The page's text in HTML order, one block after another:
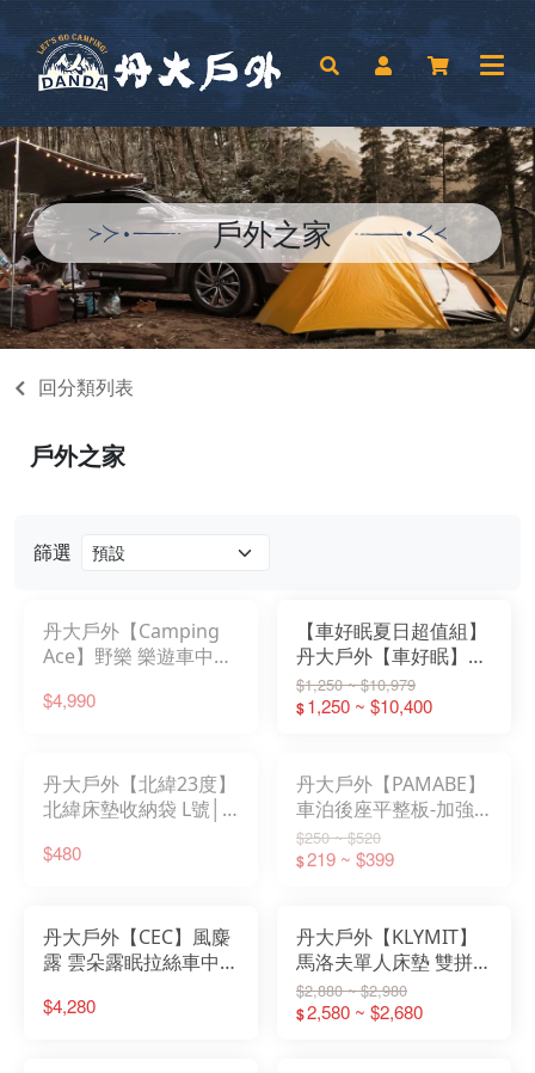
戶外之家
回分類列表
篩選
丹大戶外【Camping
Ace】野樂 樂遊車中床
│北緯│TPU充氣床│車
$4,990
【車好眠夏日超值組】
丹大戶外【車好眠】車
好眠3D自動充氣車床 │
車泊│車宿│車床│車中
$1,250 ~ $10,979
$1,250 ~ $10,400
丹大戶外【北緯23度】
北緯床墊收納袋 L號│
氣墊│氣墊床│收納袋│
$480
丹大戶外【PAMABE】
車泊後座平整板-加強
版 小款/大款│車泊│車
宿│車露│露營│平整化
$250 ~ $520
$219 ~ $399
丹大戶外【CEC】風麋
露 雲朵露眠拉絲車中床
睡墊│床墊│充氣│車中
$4,280
丹大戶外【KLYMIT】
馬洛夫單人床墊 雙拼立
體海綿單人床 REG/XL
充氣床｜車用床墊｜車
$2,880 ~ $2,980
$2,580 ~ $2,680
戶外之家